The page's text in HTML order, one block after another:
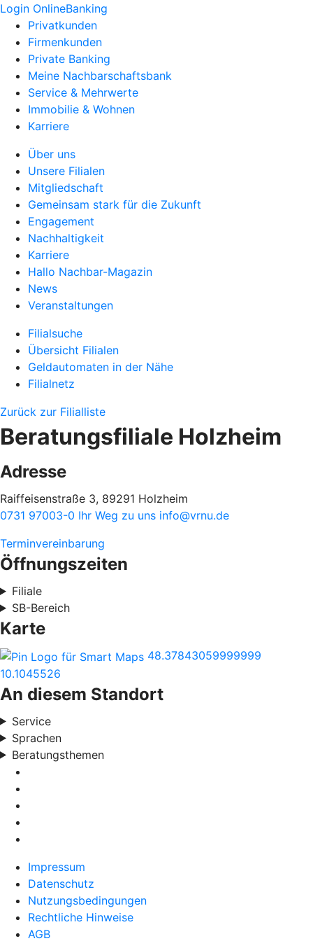
Login OnlineBanking
Privatkunden
Firmenkunden
Private Banking
Meine Nachbarschaftsbank
Service & Mehrwerte
Immobilie & Wohnen
Karriere
Über uns
Unsere Filialen
Mitgliedschaft
Gemeinsam stark für die Zukunft
Engagement
Nachhaltigkeit
Karriere
Hallo Nachbar-Magazin
News
Veranstaltungen
Filialsuche
Übersicht Filialen
Geldautomaten in der Nähe
Filialnetz
Zurück zur Filialliste
Beratungsfiliale Holzheim
Adresse
Raiffeisenstraße 3, 89291 Holzheim
0731 97003-0 Ihr Weg zu uns info@vrnu.de
Terminvereinbarung
Öffnungszeiten
Filiale
SB-Bereich
Karte
48.37843059999999
10.1045526
An diesem Standort
Service
Sprachen
Beratungsthemen
Impressum
Datenschutz
Nutzungsbedingungen
Rechtliche Hinweise
AGB